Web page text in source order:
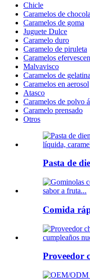
Chicle
Caramelos de
Caramelos de goma
Juguete Dulce
Caramelo duro
Caramelo de piruleta
Caramelos
Malvavisco
Caramelos de gelatina
Caramelos en aerosol
Atasco
Caramelos de polvo
Caramelo prensado
Otros
Pasta de
Comida
Proveedor